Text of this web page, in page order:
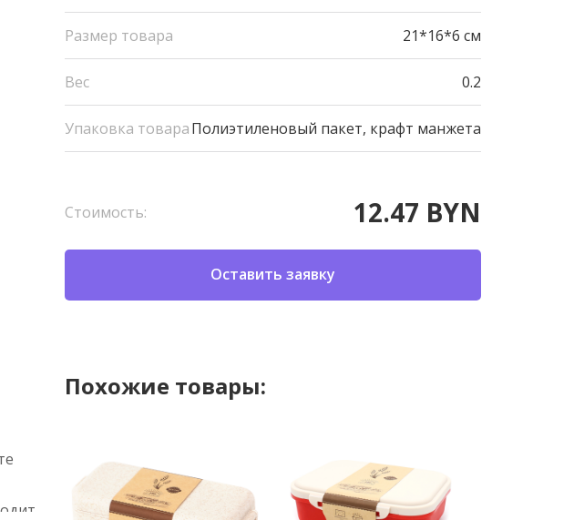
Размер товара 21*16*6 см
Вес 0.2
Упаковка товараПолиэтиленовый пакет, крафт манжета
Стоимость: 12.47 BYN
Оставить заявку
Похожие товары: